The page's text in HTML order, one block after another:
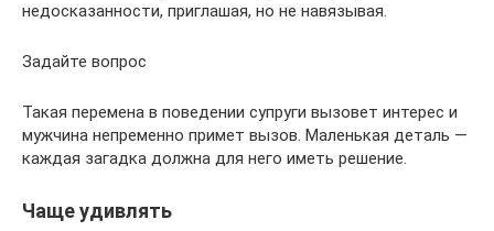
недосказанности, приглашая, но не навязывая.
Задайте вопрос
Такая перемена в поведении супруги вызовет интерес и
мужчина непременно примет вызов. Маленькая деталь —
каждая загадка должна для него иметь решение.
Чаще удивлять